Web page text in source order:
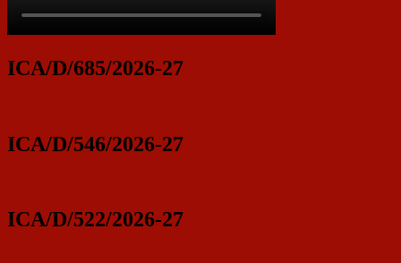
ICA/D/685/2026-27
ICA/D/546/2026-27
ICA/D/522/2026-27